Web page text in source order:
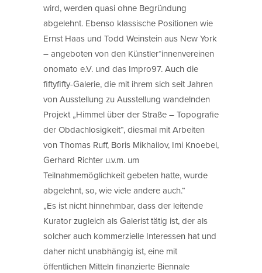
wird, werden quasi ohne Begründung
abgelehnt. Ebenso klassische Positionen wie
Ernst Haas und Todd Weinstein aus New York
– angeboten von den Künstler*innenvereinen
onomato e.V. und das Impro97. Auch die
fiftyfifty-Galerie, die mit ihrem sich seit Jahren
von Ausstellung zu Ausstellung wandelnden
Projekt „Himmel über der Straße – Topografie
der Obdachlosigkeit“, diesmal mit Arbeiten
von Thomas Ruff, Boris Mikhailov, Imi Knoebel,
Gerhard Richter u.v.m. um
Teilnahmemöglichkeit gebeten hatte, wurde
abgelehnt, so, wie viele andere auch.“
„Es ist nicht hinnehmbar, dass der leitende
Kurator zugleich als Galerist tätig ist, der als
solcher auch kommerzielle Interessen hat und
daher nicht unabhängig ist, eine mit
öffentlichen Mitteln finanzierte Biennale